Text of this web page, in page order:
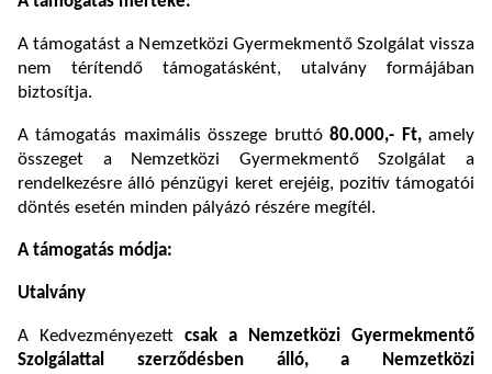
A támogatást a Nemzetközi Gyermekmentő Szolgálat vissza
nem térítendő támogatásként, utalvány formájában
biztosítja.
A támogatás maximális összege bruttó80.000,- Ft,amely
összeget a Nemzetközi Gyermekmentő Szolgálat a
rendelkezésre álló pénzügyi keret erejéig, pozitív támogatói
döntés esetén minden pályázó részére megítél.
A támogatás módja:
Utalvány
A Kedvezményezett csak a Nemzetközi Gyermekmentő
Szolgálattal szerződésben álló, a Nemzetközi